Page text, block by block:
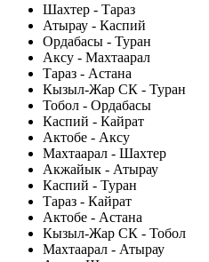
Шахтер - Тараз
Атырау - Каспий
Ордабасы - Туран
Аксу - Махтаарал
Тараз - Астана
Кызыл-Жар СК - Туран
Тобол - Ордабасы
Каспий - Кайрат
Актобе - Аксу
Махтаарал - Шахтер
Акжайык - Атырау
Каспий - Туран
Тараз - Кайрат
Актобе - Астана
Кызыл-Жар СК - Тобол
Махтаарал - Атырау